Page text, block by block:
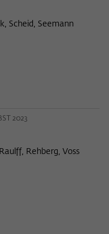
Scheid, Seemann
2023
Rehberg, Voss